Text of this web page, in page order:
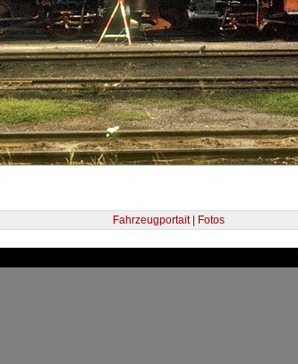
Fahrzeugportait | Fotos